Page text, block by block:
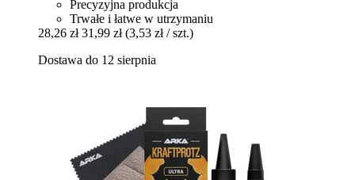
Precyzyjna produkcja
Trwałe i łatwe w utrzymaniu
28,26 zł 31,99 zł (3,53 zł / szt.)
Dostawa do 12 sierpnia